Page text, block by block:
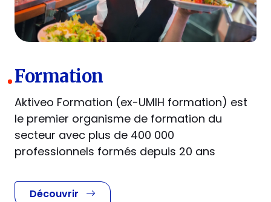
Formation
Aktiveo Formation (ex-UMIH formation) est
le premier organisme de formation du
secteur avec plus de 400 000
professionnels formés depuis 20 ans
Découvrir